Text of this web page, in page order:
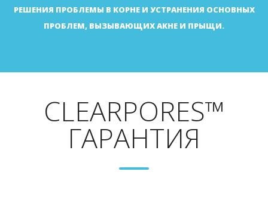
РЕШЕНИЯ ПРОБЛЕМЫ В КОРНЕ И УСТРАНЕНИЯ ОСНОВНЫХ
ПРОБЛЕМ, ВЫЗЫВАЮЩИХ АКНЕ И ПРЫЩИ.
CLEARPORES™
ГАРАНТИЯ